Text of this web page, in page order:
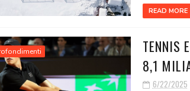
READ MORE
TENNIS
8,1
6/22/2025